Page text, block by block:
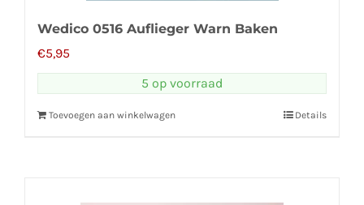
Wedico 0516 Auflieger Warn Baken
€5,95
5 op voorraad
Toevoegen aan winkelwagen Details